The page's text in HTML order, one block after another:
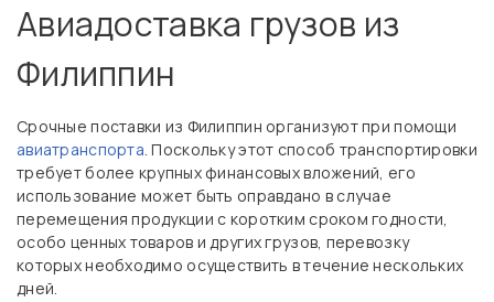
Авиадоставка грузов из
Филиппин
Срочные поставки из Филиппин организуют при помощи
авиатранспорта. Поскольку этот способ транспортировки
требует более крупных финансовых вложений, его
использование может быть оправдано в случае
перемещения продукции с коротким сроком годности,
особо ценных товаров и других грузов, перевозку
которых необходимо осуществить в течение нескольких
дней.